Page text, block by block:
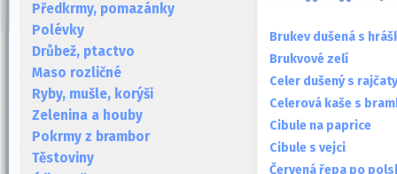
Předkrmy, pomazánky
Polévky
Drůbež, ptactvo
Maso rozličné
Ryby, mušle, korýši
Zelenina a houby
Pokrmy z brambor
Těstoviny
Brukev dušená s
Brukvové zelí
Celer dušený s rajčaty
Celerová kaše s
Cibule na paprice
Cibule s vejci
Červená řepa po